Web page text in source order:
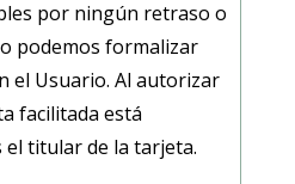
por ningún retraso o
podemos formalizar
el Usuario. Al autorizar
facilitada está
titular de la tarjeta.